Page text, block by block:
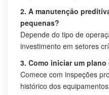
2. A manutenção
pequenas?
Depende do tipo de
investimento em setores
3. Como iniciar um
Comece com inspeções
histórico dos